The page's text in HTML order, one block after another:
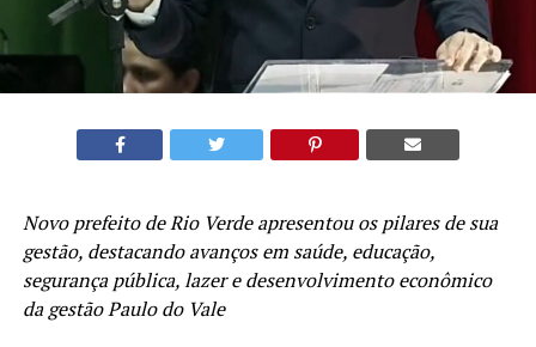
Novo prefeito de Rio Verde apresentou os pilares de sua
gestão, destacando avanços em saúde, educação,
segurança pública, lazer e desenvolvimento econômico
da gestão Paulo do Vale